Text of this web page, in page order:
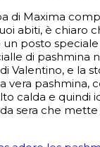
di Maxima
abiti, è chiaro
posto speciale
di pashmina
Valentino, e la
vera pashmina,
calda e quindi
sera che mette